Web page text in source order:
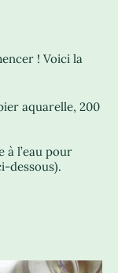
! Voici la
aquarelle, 200
à l’eau pour
dessous).